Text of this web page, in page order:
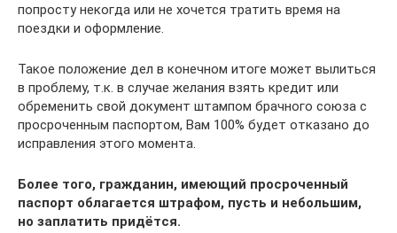
попросту некогда или не хочется тратить время на
поездки и оформление.
Такое положение дел в конечном итоге может вылиться
в проблему, т.к. в случае желания взять кредит или
обременить свой документ штампом брачного союза с
просроченным паспортом, Вам 100% будет отказано до
исправления этого момента.
Более того, гражданин, имеющий просроченный
паспорт облагается штрафом, пусть и небольшим,
но заплатить придётся.